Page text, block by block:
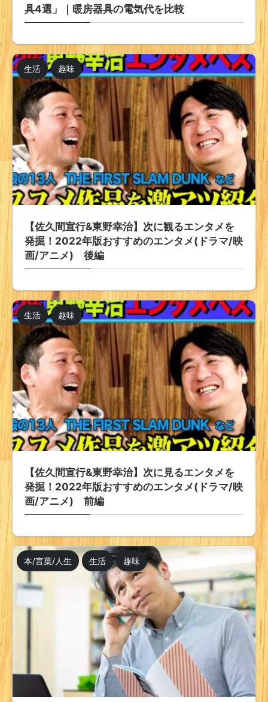
具4選」｜暖房器具の電気代を比較
生活 趣味
【佐久間宣行&東野幸治】次に観るエンタメを
発掘！2022年版おすすめのエンタメ(ドラマ/映
画/アニメ) 後編
生活 趣味
【佐久間宣行&東野幸治】次に見るエンタメを
発掘！2022年版おすすめのエンタメ(ドラマ/映
画/アニメ) 前編
本/言葉/人生 生活 趣味